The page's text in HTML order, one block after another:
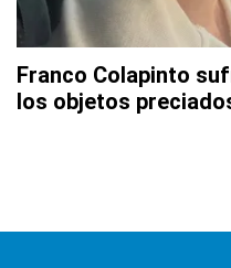
Franco Colapinto
los objetos